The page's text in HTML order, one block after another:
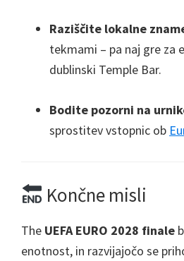
Raziščite lokalne
tekmami – pa naj gre za
dublinski Temple Bar.
Bodite pozorni na
sprostitev vstopnic ob
Končne misli
The UEFA EURO 2028 finale
enotnost, in razvijajočo se